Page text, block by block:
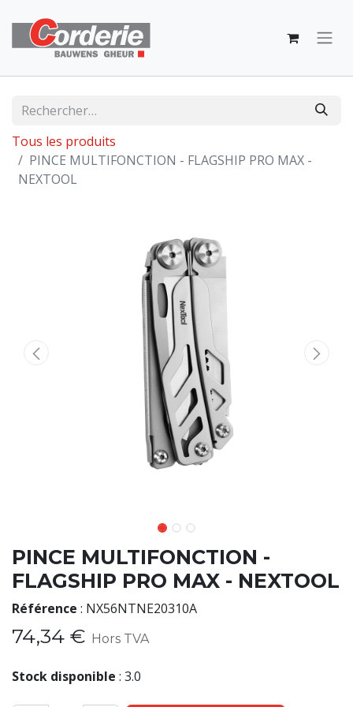
Tous les produits
PINCE MULTIFONCTION - FLAGSHIP PRO MAX -
NEXTOOL
PINCE MULTIFONCTION -
FLAGSHIP PRO MAX - NEXTOOL
Référence : NX56NTNE20310A
74,34 € Hors TVA
Stock disponible : 3.0